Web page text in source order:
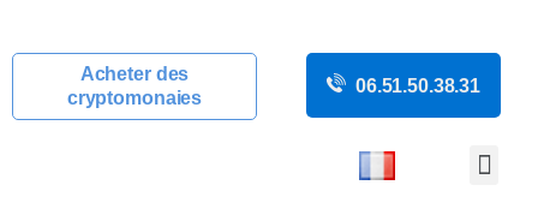
Acheter des
cryptomonaies
06.51.50.38.31